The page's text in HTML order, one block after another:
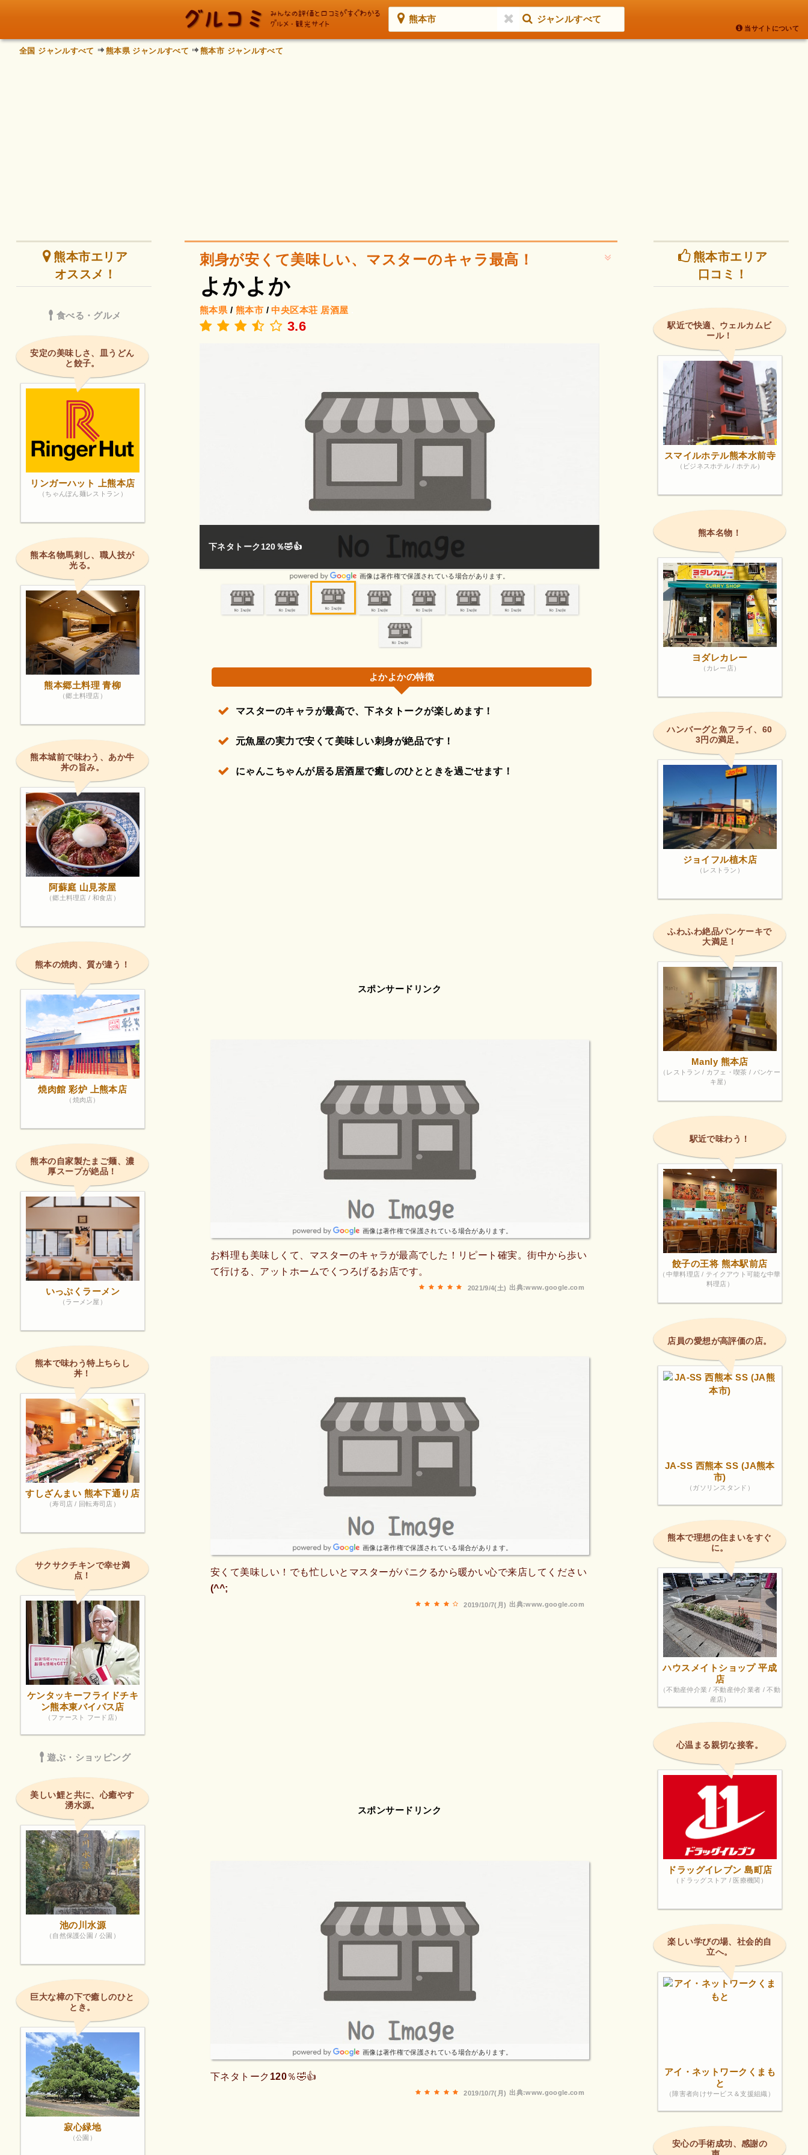
熊本市 ジャンルすべて
当サイトについて
全国 ジャンルすべて 熊本県 ジャンルすべて 熊本市 ジャンルすべて
刺身が安くて美味しい、マスターのキャラ最高！
よかよか
熊本県 / 熊本市 /中央区本荘 居酒屋
3.6
保護されている場合があります。
下ネタトーク120％🤣👍
画像は著作権で保護されている場合があります。
にゃんこちゃんが居ます。
画像は著作権
よかよかの特徴
マスターのキャラが最高で、下ネタトークが楽しめます！
元魚屋の実力で安くて美味しい刺身が絶品です！
にゃんこちゃんが居る居酒屋で癒しのひとときを過ごせます！
スポンサードリンク
画像は著作権で保護されている場合があります。
お料理も美味しくて、マスターのキャラが最高でした！リピート確実。街中から歩い
て行ける、アットホームでくつろげるお店です。
出典:www.google.com
2021/9/4(土)
画像は著作権で保護されている場合があります。
安くて美味しい！でも忙しいとマスターがパニクるから暖かい心で来店してください
(^^;
出典:www.google.com
2019/10/7(月)
スポンサードリンク
画像は著作権で保護されている場合があります。
下ネタトーク120％🤣👍
出典:www.google.com
2019/10/7(月)
熊本市エリア
オススメ！
食べる・グルメ
安定の美味しさ、皿うどん
と餃子。
リンガーハット 上熊本店
（ちゃんぽん麺レストラン）
熊本名物馬刺し、職人技が
光る。
熊本郷土料理 青柳
（郷土料理店）
熊本城前で味わう、あか牛
丼の旨み。
阿蘇庭 山見茶屋
（郷土料理店 / 和食店）
熊本の焼肉、質が違う！
焼肉館 彩炉 上熊本店
（焼肉店）
熊本の自家製たまご麺、濃
厚スープが絶品！
いっぷくラーメン
（ラーメン屋）
熊本で味わう特上ちらし
丼！
すしざんまい 熊本下通り店
（寿司店 / 回転寿司店）
サクサクチキンで幸せ満
点！
ケンタッキーフライドチキ
ン熊本東バイパス店
（ファースト フード店）
遊ぶ・ショッピング
美しい鯉と共に、心癒やす
湧水源。
池の川水源
（自然保護公園 / 公園）
巨大な樟の下で癒しのひと
とき。
寂心緑地
（公園）
熊本市エリア
口コミ！
駅近で快適、ウェルカムビ
ール！
スマイルホテル熊本水前寺
（ビジネスホテル / ホテル）
熊本名物！
ヨダレカレー
（カレー店）
ハンバーグと魚フライ、60
3円の満足。
ジョイフル植木店
（レストラン）
ふわふわ絶品パンケーキで
大満足！
Manly 熊本店
（レストラン / カフェ・喫茶 / パンケー
キ屋）
駅近で味わう！
餃子の王将 熊本駅前店
（中華料理店 / テイクアウト可能な中華
料理店）
店員の愛想が高評価の店。
JA-SS 西熊本 SS (JA熊本
市)
（ガソリンスタンド）
熊本で理想の住まいをすぐ
に。
ハウスメイトショップ 平成
店
（不動産仲介業 / 不動産仲介業者 / 不動
産店）
心温まる親切な接客。
ドラッグイレブン 島町店
（ドラッグストア / 医療機関）
楽しい学びの場、社会的自
立へ。
アイ・ネットワークくまも
と
（障害者向けサービス＆支援組織）
安心の手術成功、感謝の